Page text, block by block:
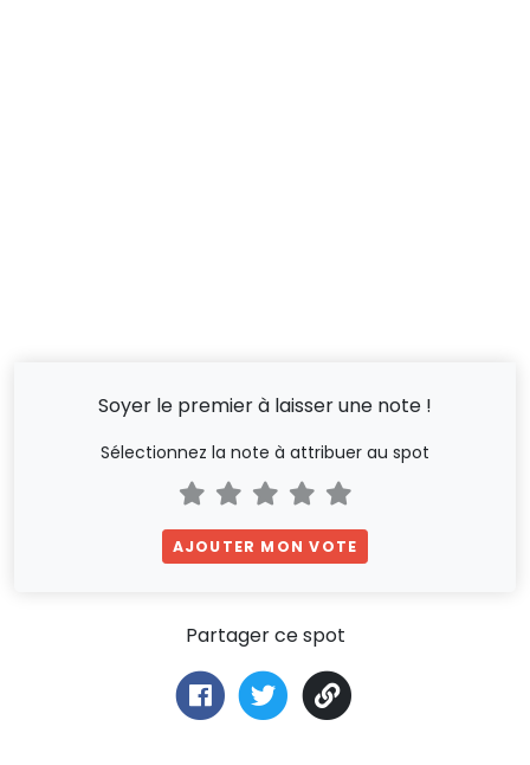
Soyer le premier à laisser une note !
Sélectionnez la note à attribuer au spot
AJOUTER MON VOTE
Partager ce spot